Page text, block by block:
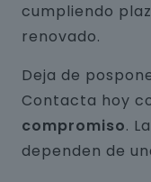
cumpliendo
renovado.
Deja de
Contacta hoy
compromiso.
dependen de